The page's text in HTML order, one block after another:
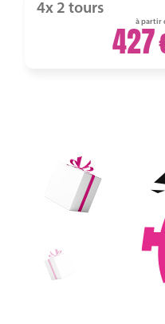
4x 2 tours
à partir
427